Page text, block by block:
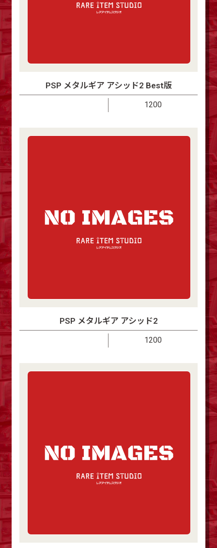
PSP メタルギア アシッド2 Best版
1200
PSP メタルギア アシッド2
1200